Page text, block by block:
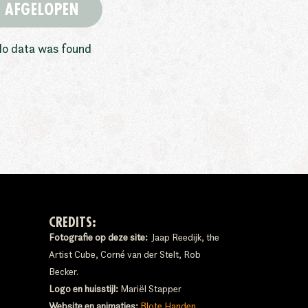
AFGELOPEN
data was found
CREDITS:
Fotografie op deze site: Jaap Reedijk, the
Artist Cube, Corné van der Stelt, Rob
Becker.
Logo en huisstijl: Mariël Stapper